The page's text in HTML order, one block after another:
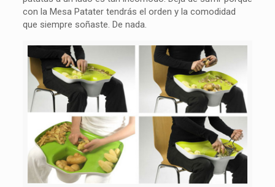
con la Mesa Patater tendrás el orden y la comodidad
que siempre soñaste. De nada.